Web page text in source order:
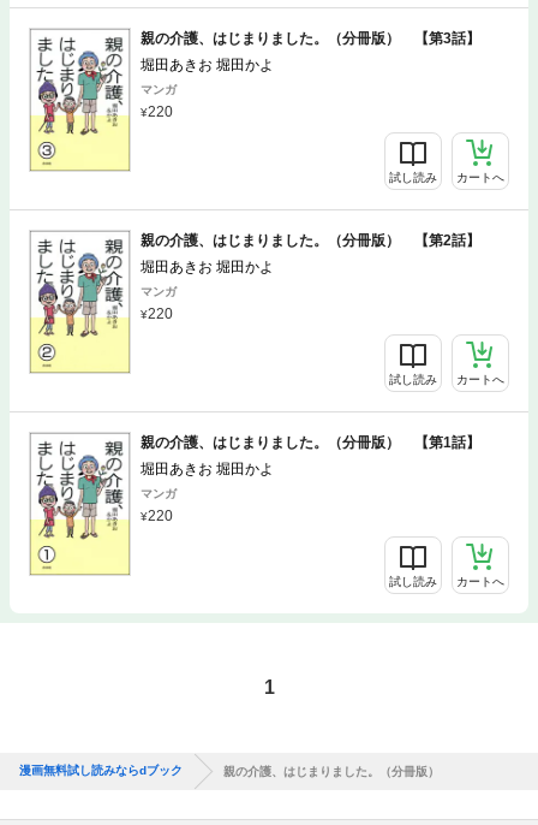
親の介護、はじまりました。（分冊版） 【第3話】
堀田あきお 堀田かよ
マンガ
220
試し読み カートへ
親の介護、はじまりました。（分冊版） 【第2話】
堀田あきお 堀田かよ
マンガ
220
試し読み カートへ
親の介護、はじまりました。（分冊版） 【第1話】
堀田あきお 堀田かよ
マンガ
220
試し読み カートへ
1
漫画無料試し読みならdブック 親の介護、はじまりました。（分冊版）